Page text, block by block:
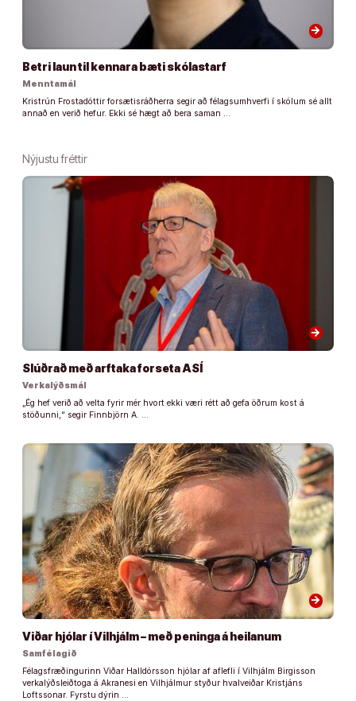
arrow_forward
Betri laun til kennara bæti skólastarf
Menntamál
Kristrún Frostadóttir forsætisráðherra segir að félagsumhverfi í skólum sé allt
annað en verið hefur. Ekki sé hægt að bera saman …
Nýjustu fréttir
arrow_forward
Slúðrað með arftaka forseta ASÍ
Verkalýðsmál
„Ég hef verið að velta fyrir mér hvort ekki væri rétt að gefa öðrum kost á
stöðunni,“ segir Finnbjörn A. …
arrow_forward
Viðar hjólar í Vilhjálm – með peninga á heilanum
Samfélagið
Félagsfræðingurinn Viðar Halldórsson hjólar af aflefli í Vilhjálm Birgisson
verkalýðsleiðtoga á Akranesi en Vilhjálmur styður hvalveiðar Kristjáns
Loftssonar. Fyrstu dýrin …